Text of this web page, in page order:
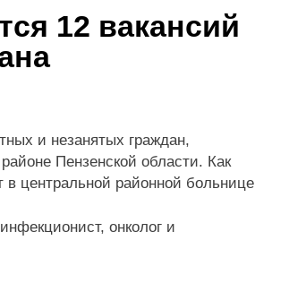
«Я-ИЖЕНЕР» и «Я-ДИЗАЙНЕР»
12 вакансий
и незанятых граждан,
Пензенской области. Как
центральной районной больнице
онколог и